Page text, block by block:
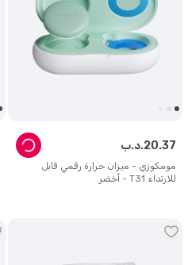
مومكوزي - ميزان حرارة رقمي قابل
للارتداء T31 - أخضر
د.ب.20.37